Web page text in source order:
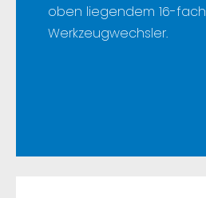
oben liegendem 16-
Werkzeugwechsler.